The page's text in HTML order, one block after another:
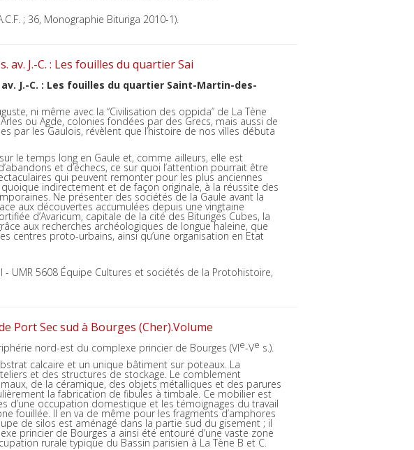
; 36, Monographie Bituriga 2010-1).
J.-C. : Les fouilles du quartier Sai
J.-C. : Les fouilles du quartier Saint-Martin-des-
ni même avec la “Civilisation des oppida” de La Tène
ou Agde, colonies fondées par des Grecs, mais aussi de
par les Gaulois, révèlent que l’histoire de nos villes débuta
le temps long en Gaule et, comme ailleurs, elle est
et d’échecs, ce sur quoi l’attention pourrait être
qui peuvent remonter pour les plus anciennes
indirectement et de façon originale, à la réussite des
Ne présenter des sociétés de la Gaule avant la
aux découvertes accumulées depuis une vingtaine
d’Avaricum, capitale de la cité des Bituriges Cubes, la
aux recherches archéologiques de longue haleine, que
centres proto-urbains, ainsi qu’une organisation en Etat
- UMR 5608 Équipe Cultures et sociétés de la Protohistoire,
Port Sec sud à Bourges (Cher).Volume
nord-est du complexe princier de Bourges (VIe-Ve s.).
calcaire et un unique bâtiment sur poteaux. La
et des structures de stockage. Le comblement
de la céramique, des objets métalliques et des parures
la fabrication de fibules à timbale. Ce mobilier est
d’une occupation domestique et les témoignages du travail
fouillée. Il en va de même pour les fragments d’amphores
de silos est aménagé dans la partie sud du gisement ; il
princier de Bourges a ainsi été entouré d’une vaste zone
rurale typique du Bassin parisien à La Tène B et C.